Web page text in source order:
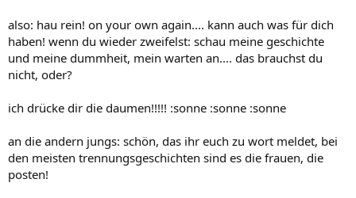
also: hau rein! on your own again.... kann auch was für dich
haben! wenn du wieder zweifelst: schau meine geschichte
und meine dummheit, mein warten an.... das brauchst du
nicht, oder?
ich drücke dir die daumen!!!!! :sonne :sonne :sonne
an die andern jungs: schön, das ihr euch zu wort meldet, bei
den meisten trennungsgeschichten sind es die frauen, die
posten!